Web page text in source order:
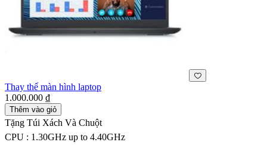
Thay thế màn hình laptop
1.000.000 ₫
Thêm vào giỏ
Tặng Túi Xách Và Chuột
CPU : 1.30GHz up to 4.40GHz